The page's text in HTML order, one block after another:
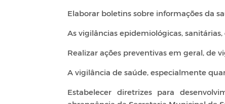
Elaborar boletins sobre informações da
As vigilâncias epidemiológicas,
Realizar ações preventivas em geral, de
A vigilância de saúde, especialmente
Estabelecer diretrizes para